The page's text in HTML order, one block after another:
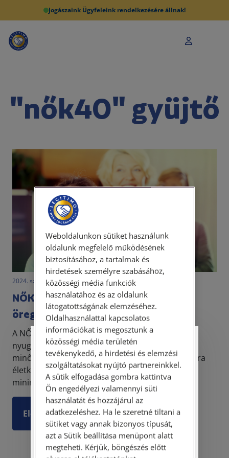
Jogászaink Ügyfeleink rendelkezésére állnak!
"nők40" gyüjtő
2024. szeptember 5. • dr. Szalai Krisztina
NŐK 40, avagy nők kedvezményes
öregségi nyugdíja
A NŐK 40, mint a nők kedvezményes öregségi
nyugdíja tulajdonképpen öregségi nyugdíjnak
minősül. A fentiekben említett saját jogú nyugdíjra
életkorától függetlenül azt a nőt illeti meg, aki
minimum ...
Elolvasom
Személyes ügyfélfogadás
Tisztelt Ügyfeleink!
Személyes ügyfélszolgálatunk telefonon
történő előzetes időpontegyeztetés után,
szerdai napokon érhető el.
Címünk: 1087 Budapest, Hungária körút
30/A. 8. emelet. Pontos megközelítési
útmutatónk a Kapcsolat – Elérhetőségeink
Weboldalunkon sütiket használunk
oldalunk megfelelő működésének
biztosításához, a tartalmak és
hirdetések személyre szabásához,
közösségi média funkciók
használatához és az oldalunk
látogatottságának elemzéséhez.
Oldalhasználattal kapcsolatos
információkat is megosztunk a
közösségi média területén
tevékenykedő, a hirdetési és elemzési
szolgáltatásokat nyújtó partnereinkkel.
A sütik elfogadása gombra kattintva
Ön engedélyezi valamennyi süti
használatát és hozzájárul az
adatkezeléshez. Ha le szeretné tiltani a
sütiket vagy annak bizonyos típusát,
azt a Sütik beállítása menüpont alatt
megteheti. Kérjük, böngészés előtt